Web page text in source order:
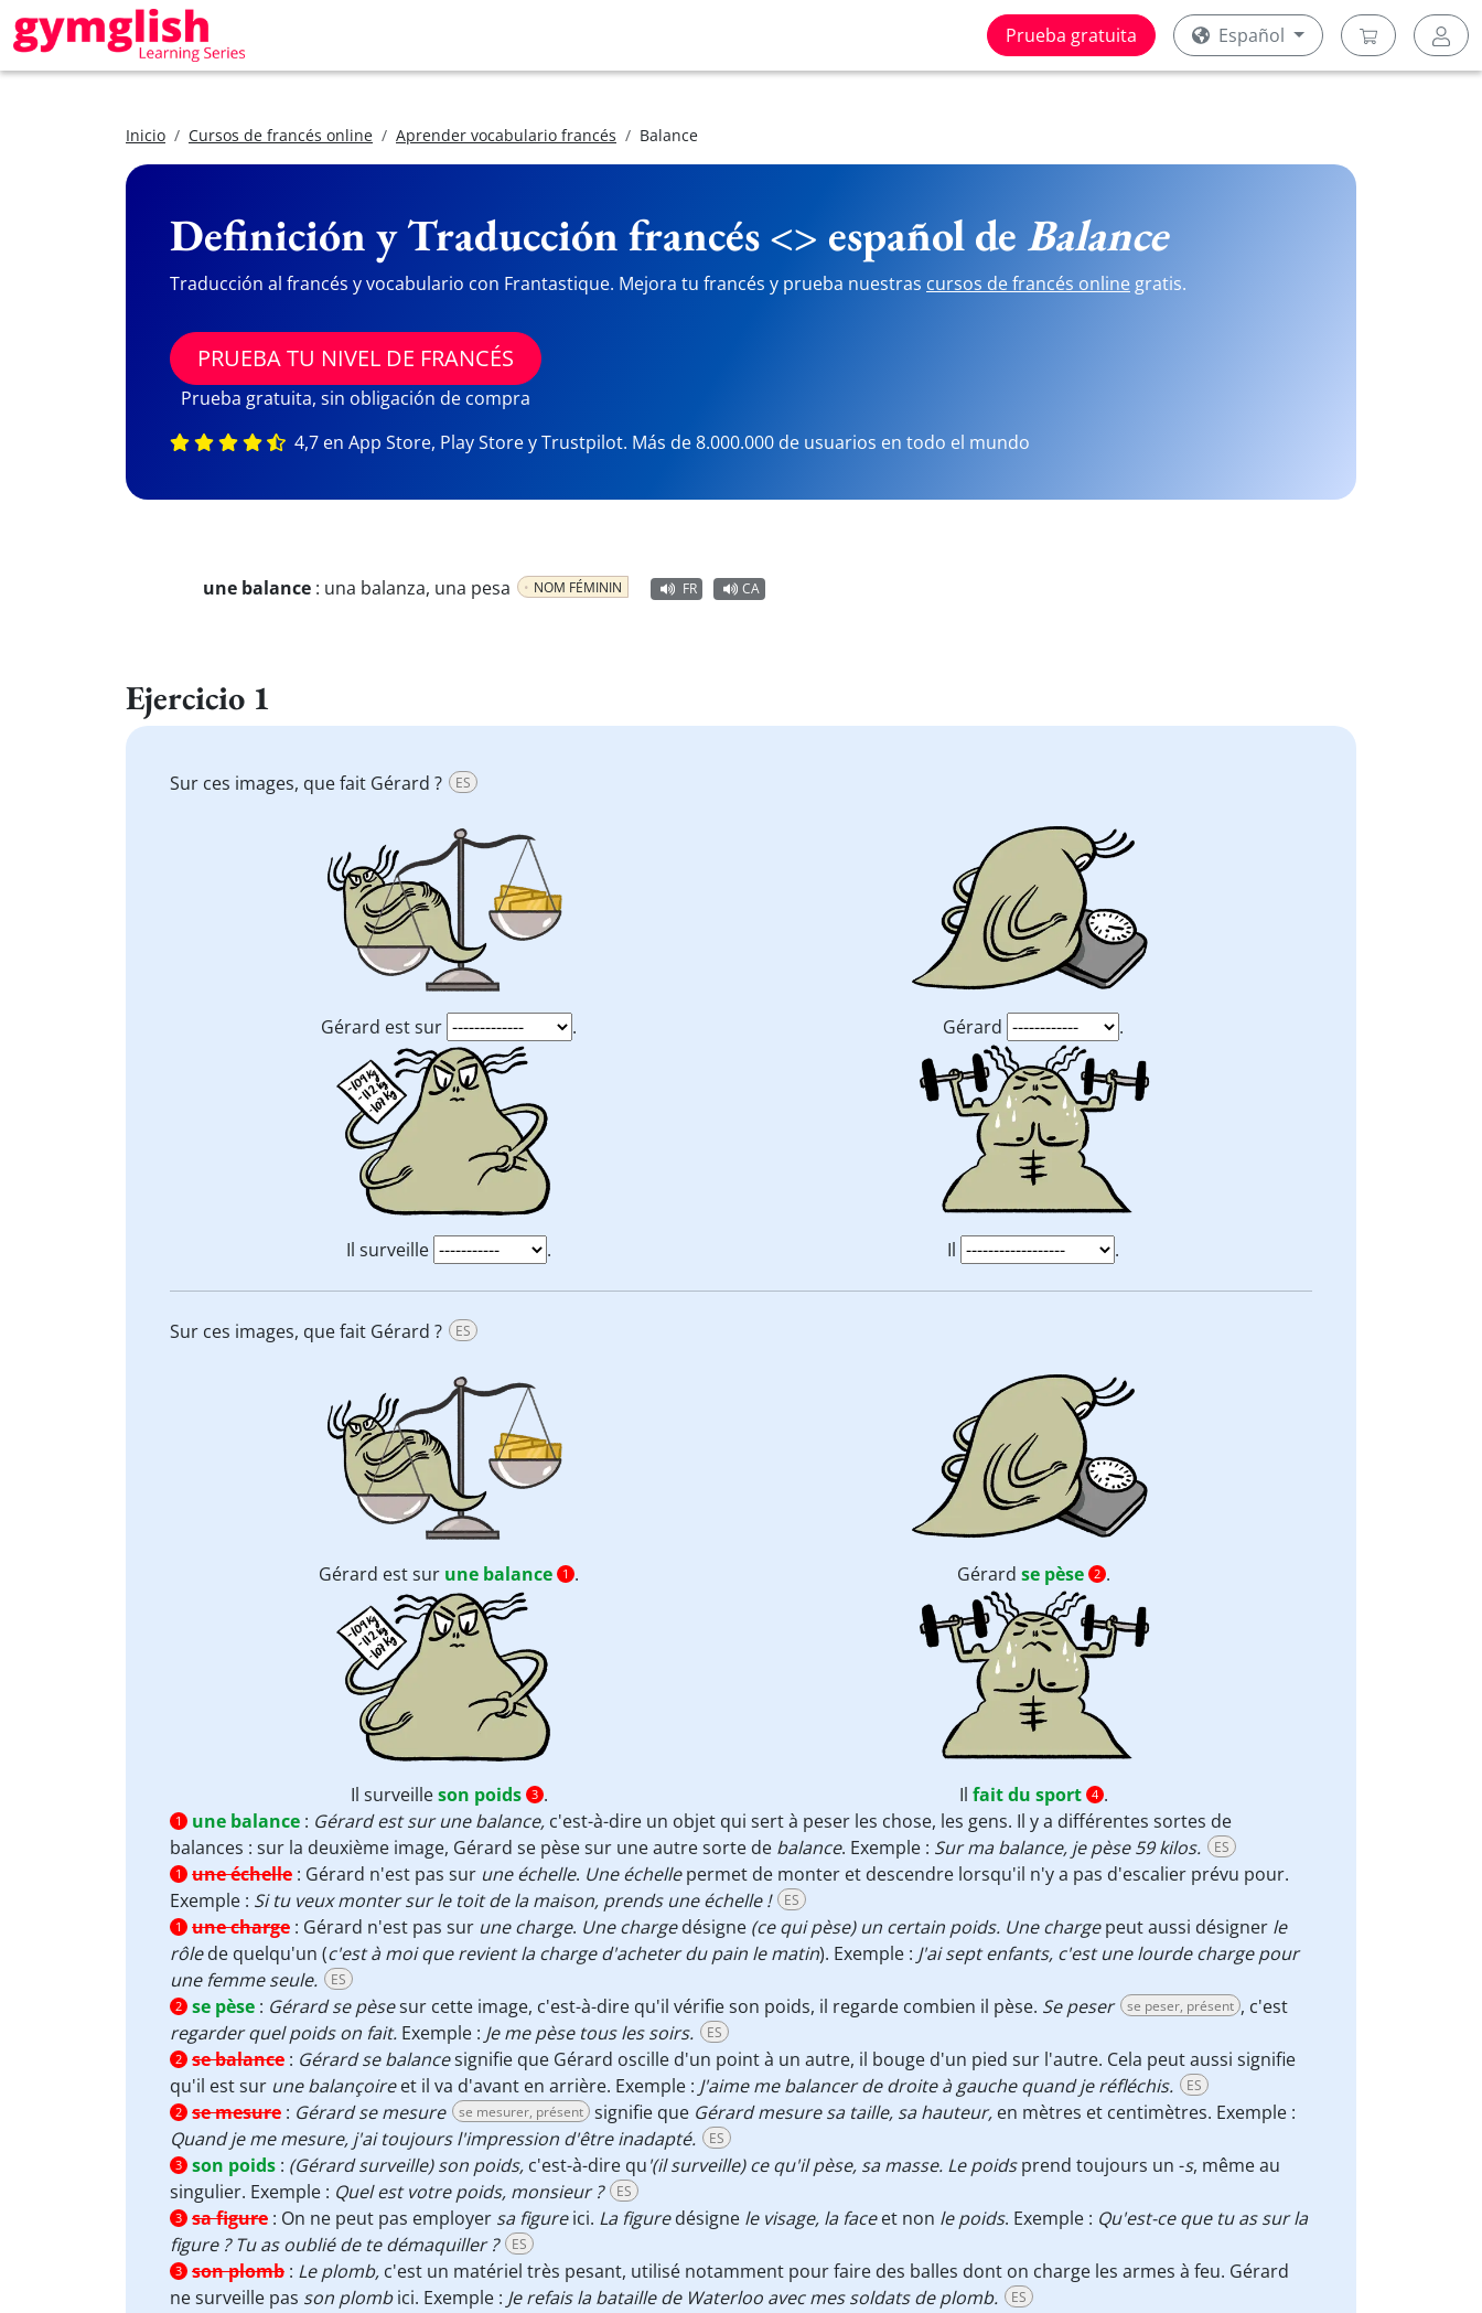
Prueba gratuita Español
Inicio Cursos de francés online Aprender vocabulario francés Balance
Definición y Traducción francés <> español de Balance
Traducción al francés y vocabulario con Frantastique. Mejora tu francés y prueba nuestras cursos de francés online gratis.
PRUEBA TU NIVEL DE FRANCÉS
Prueba gratuita, sin obligación de compra
4,7 en App Store, Play Store y Trustpilot. Más de 8.000.000 de usuarios en todo el mundo
une balance : una balanza, una pesa NOM FÉMININ FR CA
Ejercicio 1
Sur ces images, que fait Gérard ? ES
Gérard est sur . Gérard .
Il surveille . Il .
Sur ces images, que fait Gérard ? ES
Gérard est sur une balance 1 . Gérard se pèse 2 .
Il surveilleson poids 3 . Il fait du sport 4 .
1 une balance : Gérard est sur une balance, c'est-à-dire un objet qui sert à peser les chose, les gens. Il y a différentes sortes de
balances : sur la deuxième image, Gérard se pèse sur une autre sorte de balance. Exemple : Sur ma balance, je pèse 59 kilos. ES
1 une échelle : Gérard n'est pas sur une échelle. Une échellepermet de monter et descendre lorsqu'il n'y a pas d'escalier prévu pour.
Exemple : Si tu veux monter sur le toit de la maison, prends une échelle ! ES
1 une charge : Gérard n'est pas sur une charge. Une chargedésigne (ce qui pèse) un certain poids. Une chargepeut aussi désigner le
rôlede quelqu'un (c'est à moi que revient la charge d'acheter du pain le matin). Exemple : J'ai sept enfants, c'est une lourde charge pour
une femme seule.
ES
2 se pèse : Gérard se pèsesur cette image, c'est-à-dire qu'il vérifie son poids, il regarde combien il pèse. Se peser se peser, présent , c'est
regarder quel poids on fait. Exemple : Je me pèse tous les soirs. ES
2 se balance : Gérard se balancesignifie que Gérard oscille d'un point à un autre, il bouge d'un pied sur l'autre. Cela peut aussi signifie
qu'il est sur une balançoireet il va d'avant en arrière. Exemple : J'aime me balancer de droite à gauche quand je réfléchis. ES
2 se mesure : Gérard se mesure se mesurer, présent signifie que Gérard mesure sa taille, sa hauteur, en mètres et centimètres. Exemple :
Quand je me mesure, j'ai toujours l'impression d'être inadapté.
ES
3 son poids : (Gérard surveille) son poids, c'est-à-dire qu'(il surveille) ce qu'il pèse, sa masse. Le poidsprend toujours un -s, même au
singulier. Exemple : Quel est votre poids, monsieur ? ES
3 sa figure : On ne peut pas employer sa figureici. La figuredésigne le visage, la faceet non le poids. Exemple : Qu'est-ce que tu as sur la
figure ? Tu as oublié de te démaquiller ?
ES
3 son plomb : Le plomb, c'est un matériel très pesant, utilisé notamment pour faire des balles dont on charge les armes à feu. Gérard
ne surveille pas son plombici. Exemple : Je refais la bataille de Waterloo avec mes soldats de plomb. ES